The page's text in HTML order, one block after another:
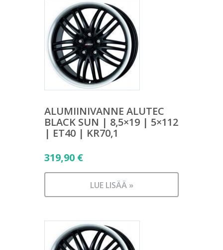
ALUMIINIVANNE ALUTEC
BLACK SUN | 8,5×19 | 5×112
| ET40 | KR70,1
319,90 €
LUE LISÄÄ »